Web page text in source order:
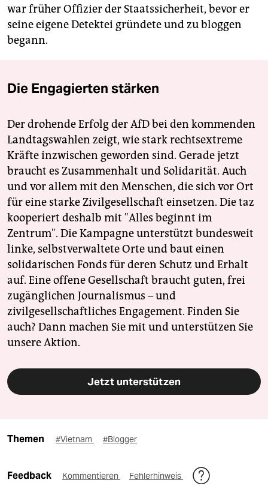
war früher Offizier der Staatssicherheit, bevor er
seine eigene Detektei gründete und zu bloggen
begann.
Die Engagierten stärken
Der drohende Erfolg der AfD bei den kommenden
Landtagswahlen zeigt, wie stark rechtsextreme
Kräfte inzwischen geworden sind. Gerade jetzt
braucht es Zusammenhalt und Solidarität. Auch
und vor allem mit den Menschen, die sich vor Ort
für eine starke Zivilgesellschaft einsetzen. Die taz
kooperiert deshalb mit "Alles beginnt im
Zentrum". Die Kampagne unterstützt bundesweit
linke, selbstverwaltete Orte und baut einen
solidarischen Fonds für deren Schutz und Erhalt
auf. Eine offene Gesellschaft braucht guten, frei
zugänglichen Journalismus – und
zivilgesellschaftliches Engagement. Finden Sie
auch? Dann machen Sie mit und unterstützen Sie
unsere Aktion.
Jetzt unterstützen
Themen #Vietnam #Blogger
Feedback Kommentieren Fehlerhinweis